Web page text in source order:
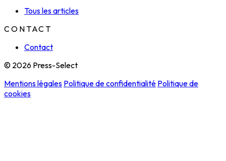
Tous les articles
CONTACT
Contact
© 2026 Press-Select
Mentions légales Politique de confidentialité Politique de
cookies